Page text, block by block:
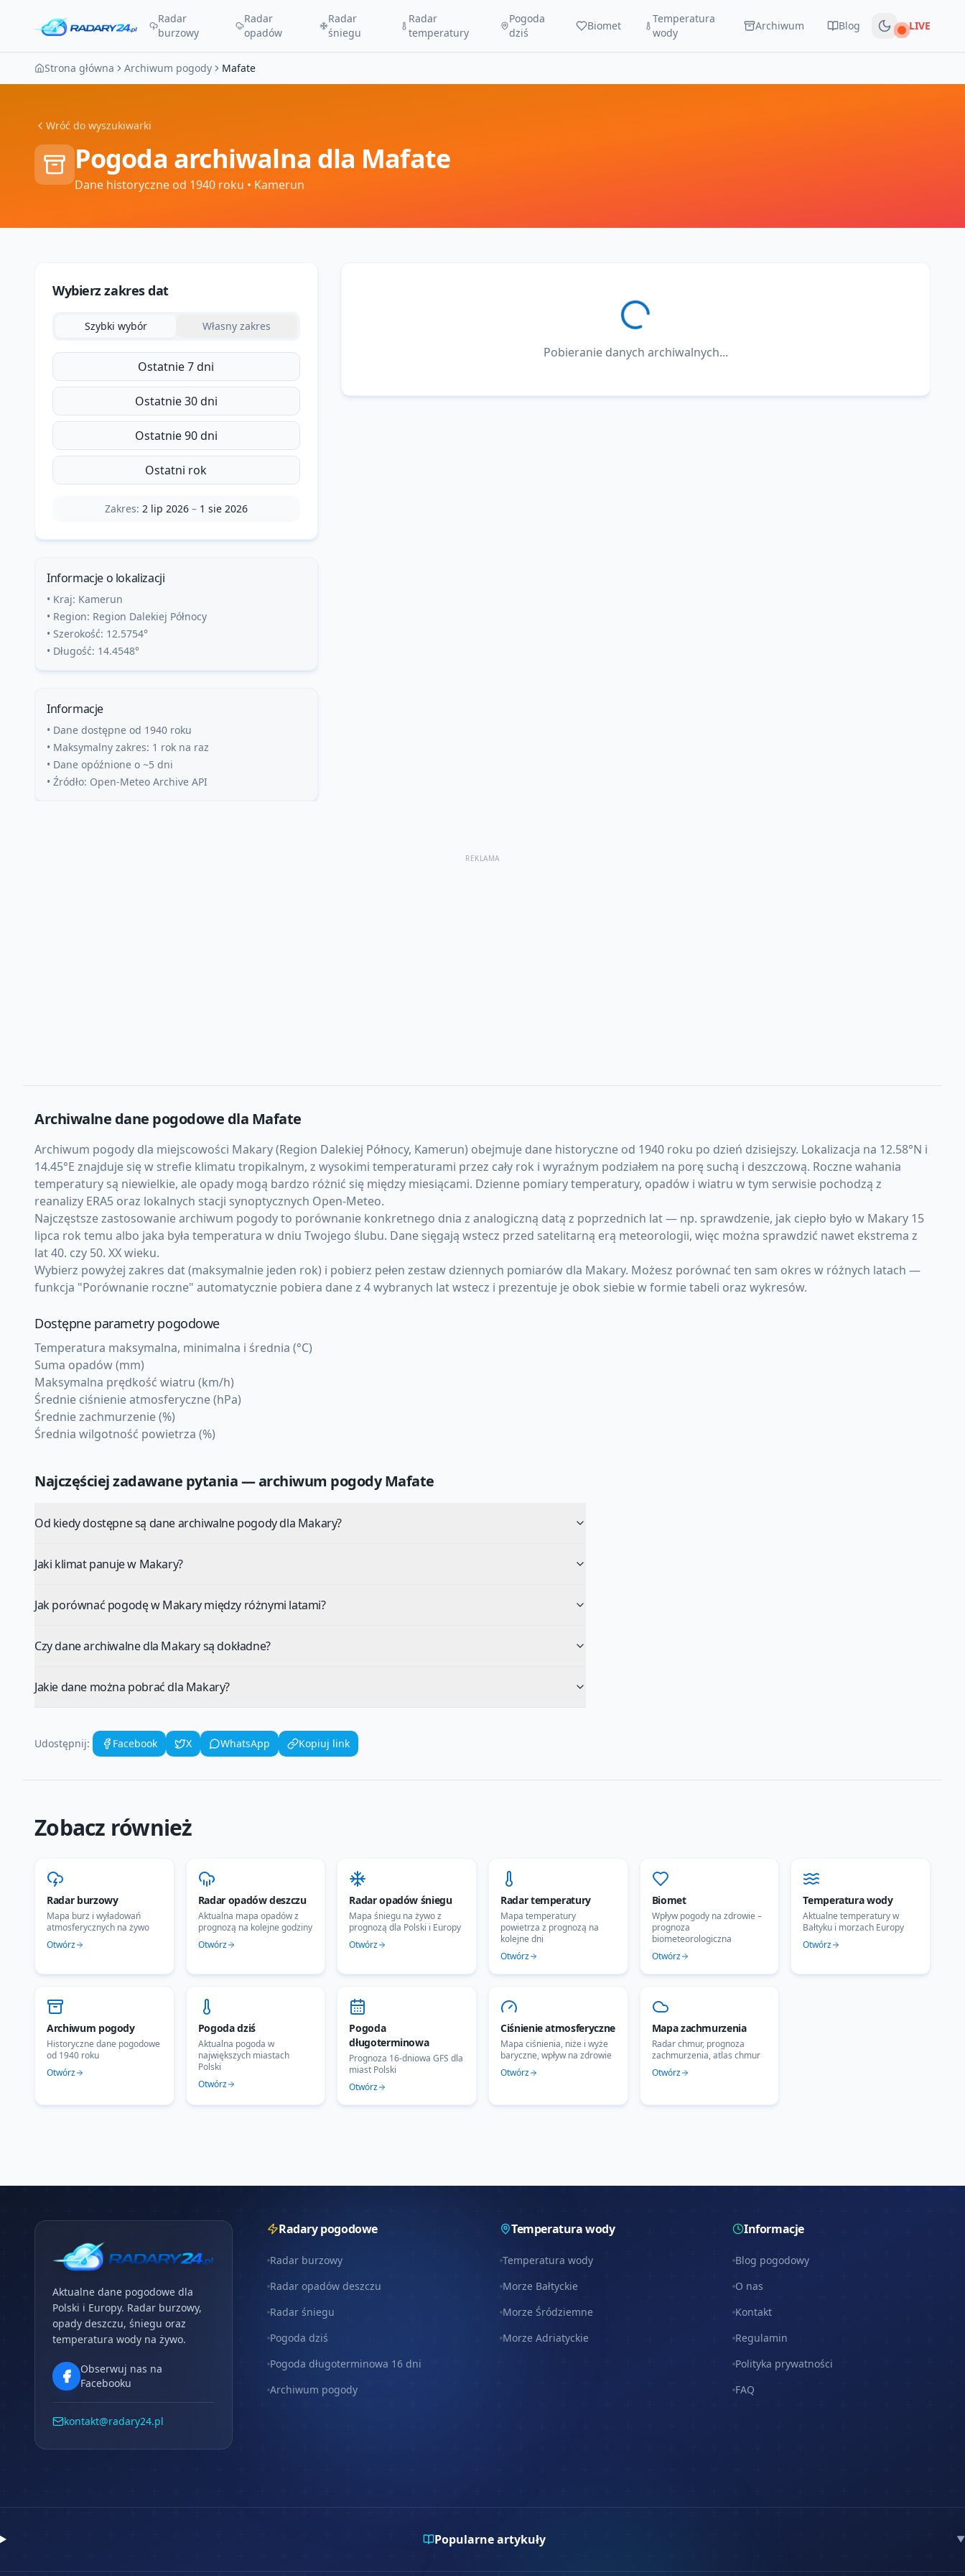
Radar
burzowy
Radar
opadów
Radar
śniegu
Radar
temperatury
Pogoda
dziś
Biomet
Temperatura
wody
Archiwum Blog Na żywo
LIVE
Strona główna Archiwum pogody Mafate
Wróć do wyszukiwarki
Pogoda archiwalna dla Mafate
Dane historyczne od 1940 roku • Kamerun
Wybierz zakres dat
Szybki wybór Własny zakres
Ostatnie 7 dni
Ostatnie 30 dni
Ostatnie 90 dni
Ostatni rok
Zakres: 2 lip 2026– 1 sie 2026
Informacje o lokalizacji
• Kraj: Kamerun
• Region: Region Dalekiej Północy
• Szerokość: 12.5754°
• Długość: 14.4548°
Informacje
• Dane dostępne od 1940 roku
• Maksymalny zakres: 1 rok na raz
• Dane opóźnione o ~5 dni
• Źródło: Open-Meteo Archive API
Pobieranie danych archiwalnych...
REKLAMA
Archiwalne dane pogodowe dla Mafate
Archiwum pogody dla miejscowości Makary (Region Dalekiej Północy, Kamerun) obejmuje dane historyczne od 1940 roku po dzień dzisiejszy. Lokalizacja na 12.58°N i
14.45°E znajduje się w strefie klimatu tropikalnym, z wysokimi temperaturami przez cały rok i wyraźnym podziałem na porę suchą i deszczową. Roczne wahania
temperatury są niewielkie, ale opady mogą bardzo różnić się między miesiącami. Dzienne pomiary temperatury, opadów i wiatru w tym serwisie pochodzą z
reanalizy ERA5 oraz lokalnych stacji synoptycznych Open-Meteo.
Najczęstsze zastosowanie archiwum pogody to porównanie konkretnego dnia z analogiczną datą z poprzednich lat — np. sprawdzenie, jak ciepło było w Makary 15
lipca rok temu albo jaka była temperatura w dniu Twojego ślubu. Dane sięgają wstecz przed satelitarną erą meteorologii, więc można sprawdzić nawet ekstrema z
lat 40. czy 50. XX wieku.
Wybierz powyżej zakres dat (maksymalnie jeden rok) i pobierz pełen zestaw dziennych pomiarów dla Makary. Możesz porównać ten sam okres w różnych latach —
funkcja "Porównanie roczne" automatycznie pobiera dane z 4 wybranych lat wstecz i prezentuje je obok siebie w formie tabeli oraz wykresów.
Dostępne parametry pogodowe
Temperatura maksymalna, minimalna i średnia (°C)
Suma opadów (mm)
Maksymalna prędkość wiatru (km/h)
Średnie ciśnienie atmosferyczne (hPa)
Średnie zachmurzenie (%)
Średnia wilgotność powietrza (%)
Najczęściej zadawane pytania — archiwum pogodyMafate
Od kiedy dostępne są dane archiwalne pogody dla Makary?
Jaki klimat panuje w Makary?
Jak porównać pogodę w Makary między różnymi latami?
Czy dane archiwalne dla Makary są dokładne?
Jakie dane można pobrać dla Makary?
Udostępnij: Facebook X WhatsApp Kopiuj link
Zobacz również
Radar burzowy
Mapa burz i wyładowań
atmosferycznych na żywo
Otwórz
Radar opadów deszczu
Aktualna mapa opadów z
prognozą na kolejne godziny
Otwórz
Radar opadów śniegu
Mapa śniegu na żywo z
prognozą dla Polski i Europy
Otwórz
Radar temperatury
Mapa temperatury
powietrza z prognozą na
kolejne dni
Otwórz
Biomet
Wpływ pogody na zdrowie –
prognoza
biometeorologiczna
Otwórz
Temperatura wody
Aktualne temperatury w
Bałtyku i morzach Europy
Otwórz
Archiwum pogody
Historyczne dane pogodowe
od 1940 roku
Otwórz
Pogoda dziś
Aktualna pogoda w
największych miastach
Polski
Otwórz
Pogoda
długoterminowa
Prognoza 16-dniowa GFS dla
miast Polski
Otwórz
Ciśnienie atmosferyczne
Mapa ciśnienia, niże i wyże
baryczne, wpływ na zdrowie
Otwórz
Mapa zachmurzenia
Radar chmur, prognoza
zachmurzenia, atlas chmur
Otwórz
Aktualne dane pogodowe dla
Polski i Europy. Radar burzowy,
opady deszczu, śniegu oraz
temperatura wody na żywo.
Obserwuj nas na
Facebooku
kontakt@radary24.pl
Radary pogodowe
Radar burzowy
Radar opadów deszczu
Radar śniegu
Pogoda dziś
Pogoda długoterminowa 16 dni
Archiwum pogody
Temperatura wody
Temperatura wody
Morze Bałtyckie
Morze Śródziemne
Morze Adriatyckie
Informacje
Blog pogodowy
O nas
Kontakt
Regulamin
Polityka prywatności
FAQ
Popularne artykuły ▼